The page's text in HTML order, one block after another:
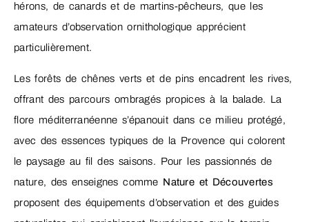
hérons, de canards et de martins-pêcheurs, que les
amateurs d’observation ornithologique apprécient
particulièrement.
Les forêts de chênes verts et de pins encadrent les rives,
offrant des parcours ombragés propices à la balade. La
flore méditerranéenne s’épanouit dans ce milieu protégé,
avec des essences typiques de la Provence qui colorent
le paysage au fil des saisons. Pour les passionnés de
nature, des enseignes comme Nature et Découvertes
proposent des équipements d’observation et des guides